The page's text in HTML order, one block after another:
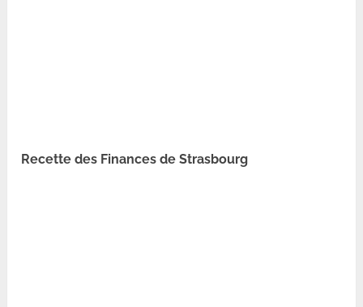
Recette des Finances de Strasbourg